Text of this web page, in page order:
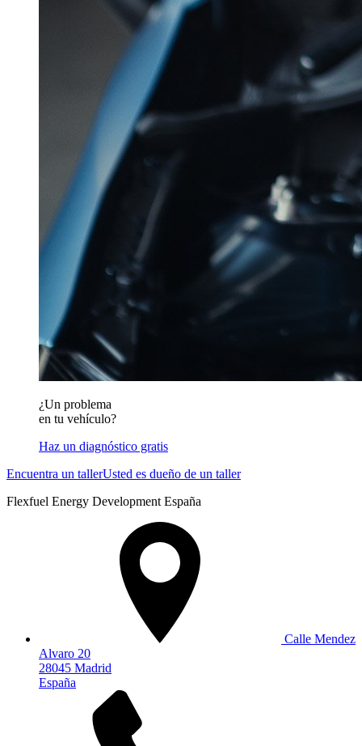
¿Un problema
en tu vehículo?
Haz un diagnóstico gratis
Encuentra un tallerUsted es dueño de un taller
Flexfuel Energy Development España
Calle Mendez
Alvaro 20
28045 Madrid
España